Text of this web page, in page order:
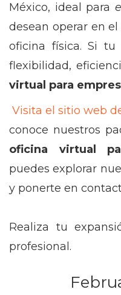
México, ideal para
desean operar en
oficina física. Si
flexibilidad,
virtual para
Visita el sitio web
conoce nuestros
oficina virtual
puedes explorar
y ponerte en
Realiza tu
profesional.